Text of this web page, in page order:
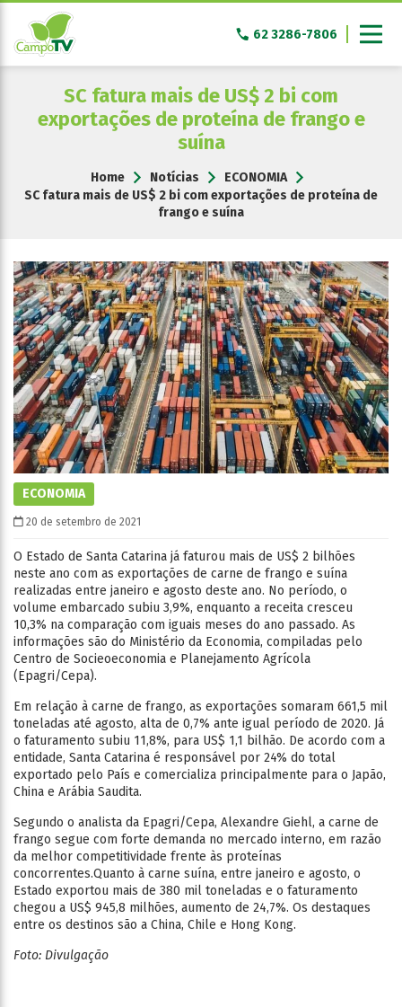
Pular
conteúdo
62 3286-7806
SC fatura mais de US$ 2 bi com
exportações de proteína de frango e
suína
Home Notícias
ECONOMIA
SC fatura mais de US$ 2 bi com exportações de proteína de
frango e suína
ECONOMIA
20 de setembro de 2021
O Estado de Santa Catarina já faturou mais de US$ 2 bilhões
neste ano com as exportações de carne de frango e suína
realizadas entre janeiro e agosto deste ano. No período, o
volume embarcado subiu 3,9%, enquanto a receita cresceu
10,3% na comparação com iguais meses do ano passado. As
informações são do Ministério da Economia, compiladas pelo
Centro de Socieoeconomia e Planejamento Agrícola
(Epagri/Cepa).
Em relação à carne de frango, as exportações somaram 661,5 mil
toneladas até agosto, alta de 0,7% ante igual período de 2020. Já
o faturamento subiu 11,8%, para US$ 1,1 bilhão. De acordo com a
entidade, Santa Catarina é responsável por 24% do total
exportado pelo País e comercializa principalmente para o Japão,
China e Arábia Saudita.
Segundo o analista da Epagri/Cepa, Alexandre Giehl, a carne de
frango segue com forte demanda no mercado interno, em razão
da melhor competitividade frente às proteínas
concorrentes.Quanto à carne suína, entre janeiro e agosto, o
Estado exportou mais de 380 mil toneladas e o faturamento
chegou a US$ 945,8 milhões, aumento de 24,7%. Os destaques
entre os destinos são a China, Chile e Hong Kong.
Foto: Divulgação